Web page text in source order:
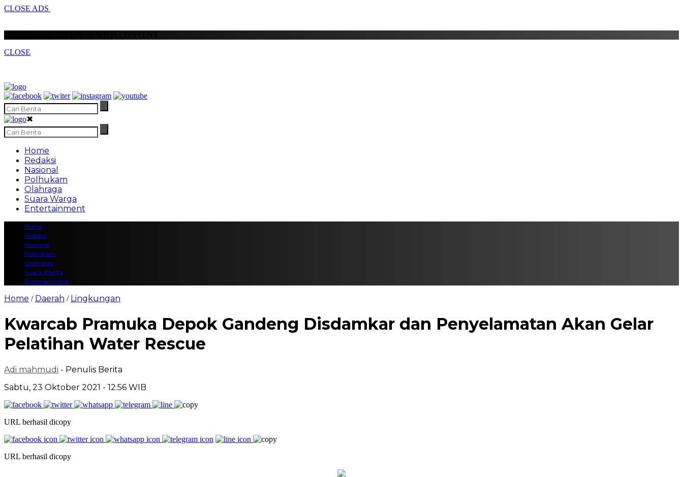
CLOSE ADS
CLOSE
✖
Home
Redaksi
Nasional
Polhukam
Olahraga
Suara Warga
Entertainment
Home
Redaksi
Nasional
Polhukam
Olahraga
Suara Warga
Entertainment
Home / Daerah / Lingkungan
Kwarcab Pramuka Depok Gandeng Disdamkar dan Penyelamatan Akan Gelar
Pelatihan Water Rescue
Adi mahmudi - Penulis Berita
Sabtu, 23 Oktober 2021 - 12:56 WIB
URL berhasil dicopy
URL berhasil dicopy